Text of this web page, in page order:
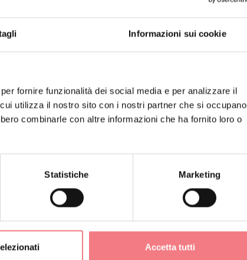
Informazioni sui cookie
fornire funzionalità dei social media e per analizzare il
utilizza il nostro sito con i nostri partner che si occupano
combinarle con altre informazioni che ha fornito loro o
Statistiche Marketing
Accetta tutti
+39 0437 722 277
- Telefono +39 0436 9238